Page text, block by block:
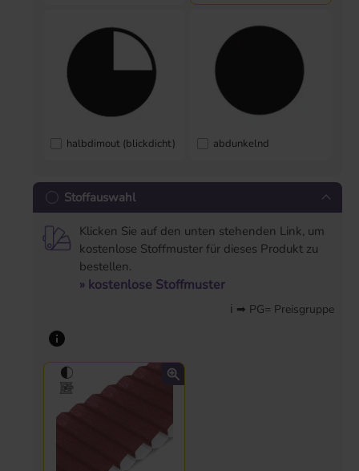
halbdimout (blickdicht) abdunkelnd
Stoffauswahl
Klicken Sie auf den unten stehenden Link, um
kostenlose Stoffmuster für dieses Produkt zu
bestellen.
» kostenlose Stoffmuster
ℹ ➡ PG= Preisgruppe